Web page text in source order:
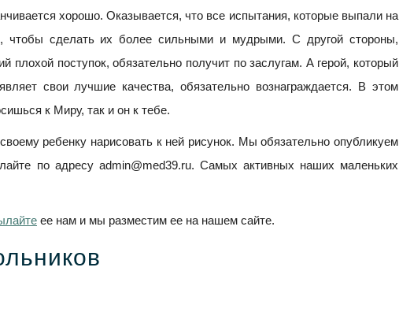
хорошо. Оказывается, что все испытания, которые выпали на
чтобы сделать их более сильными и мудрыми. С другой стороны,
плохой поступок, обязательно получит по заслугам. А герой, который
свои лучшие качества, обязательно вознаграждается. В этом
к Миру, так и он к тебе.
ребенку нарисовать к ней рисунок. Мы обязательно опубликуем
по адресу admin@med39.ru. Cамых активных наших маленьких
ее нам и мы разместим ее на нашем сайте.